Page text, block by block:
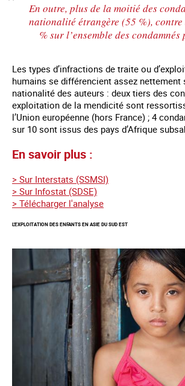
En outre, plus de la moitié des
nationalité étrangère (55 %), contre
% sur l’ensemble des
Les types d’infractions de traite ou
humains se différencient assez nettement
nationalité des auteurs : deux tiers des
exploitation de la mendicité sont
l’Union européenne (hors France) ; 4
sur 10 sont issus des pays d’Afrique
En savoir plus :
> Sur Interstats (SSMSI)
> Sur Infostat (SDSE)
> Télécharger l'analyse
L'EXPLOITATION DES ENFANTS EN ASIE DU SUD EST